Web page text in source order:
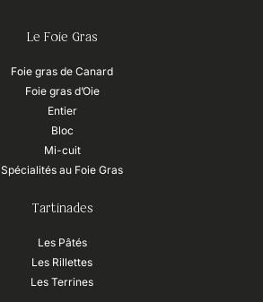
Le Foie Gras
Foie gras de Canard
Foie gras d’Oie
Entier
Bloc
Mi-cuit
Spécialités au Foie Gras
Tartinades
Les Pâtés
Les Rillettes
Les Terrines